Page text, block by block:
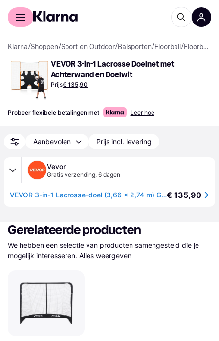
Voor shoppers
Klarna/Shoppen/Sport en Outdoor/Balsporten/Floorball / Floorball Doelen
VEVOR 3-in-1 Lacrosse Doelnet met
Achterwand en Doelwit
Prijs€ 135,90
Probeer flexibele betalingen met Leer hoe
Aanbevolen Prijs incl. levering
Vevor
Gratis verzending, 6 dagen
VEVOR 3-in-1 Lacrosse-doel (3,66 x 2,74 m) Groot Lacrosse-net met achterstop en doel, snel en eenvoudig op te zetten rebounder-uitrusting voor in de achtertuin, trainingsnetten met stalen frame€ 135,90
Gerelateerde producten
We hebben een selectie van producten samengesteld die je
mogelijk interesseren. Alles weergeven